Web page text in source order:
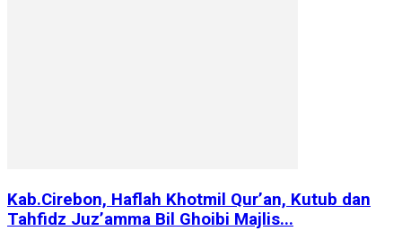
Kab.Cirebon, Haflah Khotmil Qur’an, Kutub dan
Tahfidz Juz’amma Bil Ghoibi Majlis...